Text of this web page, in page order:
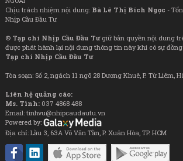
Chịu trách nhiệm nội dung: Bà Lê Thị Bích Ngọc -
Nhịp Cầu Đầu Tư
© Tạp chí Nhịp Cầu Đầu Tưgiữ bản quyền nội dung
được phát hành lại nội dung thông tin này khi có sự
Tạp chí Nhịp Cầu Đầu Tư
Tòa soạn: Số 2, ngách 11 ngõ 28 Dương Khuê, P. Từ Liêm,
Liên hệ quảng cáo:
Ms. Tình: 037 4868 488
Email: tinhvu@nhipcaudautu.vn
Powered by:
Địa chỉ: Lầu 3, 63A Võ Văn Tần, P. Xuân Hòa, TP. HCM